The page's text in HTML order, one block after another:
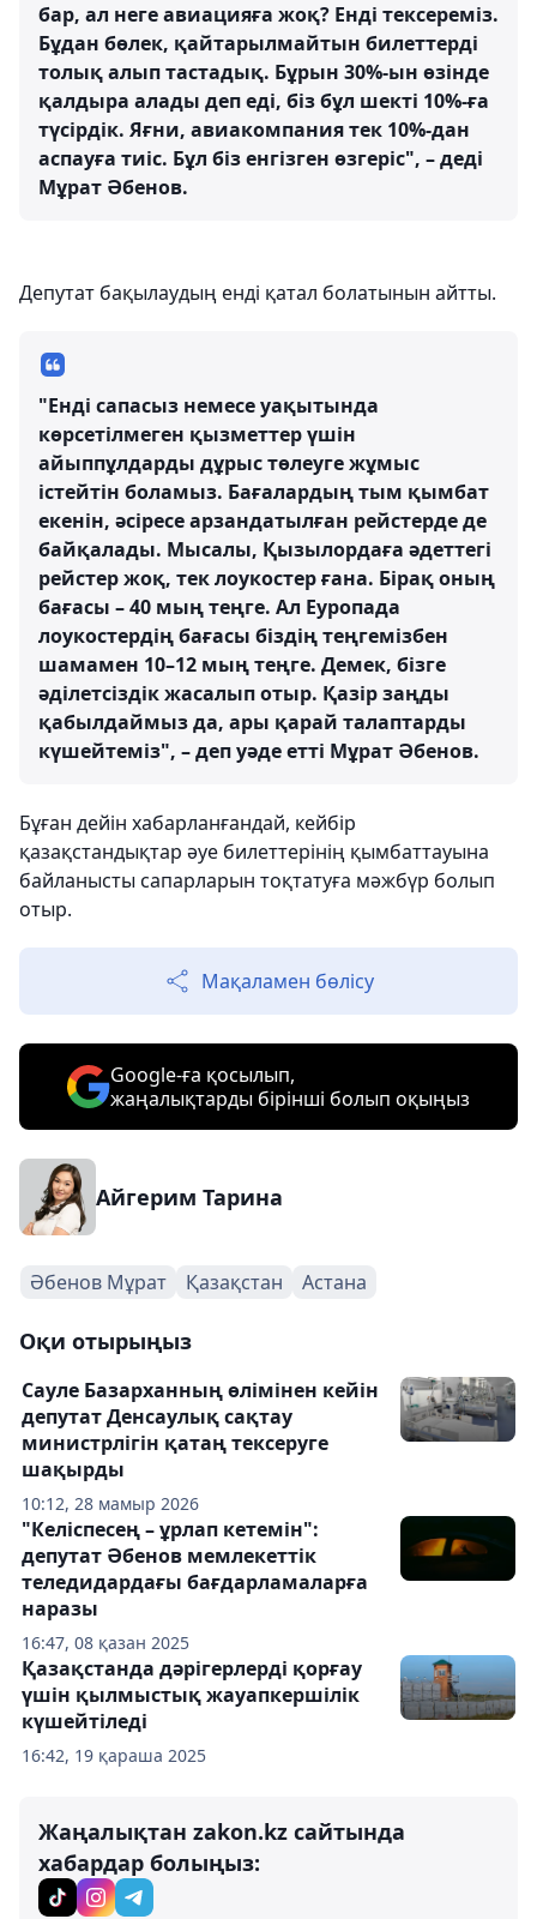
бар, ал неге авиацияға жоқ? Енді тексереміз.
Бұдан бөлек, қайтарылмайтын билеттерді
толық алып тастадық. Бұрын 30%-ын өзінде
қалдыра алады деп еді, біз бұл шекті 10%-ға
түсірдік. Яғни, авиакомпания тек 10%-дан
аспауға тиіс. Бұл біз енгізген өзгеріс", – деді
Мұрат Әбенов.
Депутат бақылаудың енді қатал болатынын айтты.
"Енді сапасыз немесе уақытында
көрсетілмеген қызметтер үшін
айыппұлдарды дұрыс төлеуге жұмыс
істейтін боламыз. Бағалардың тым қымбат
екенін, әсіресе арзандатылған рейстерде де
байқалады. Мысалы, Қызылордаға әдеттегі
рейстер жоқ, тек лоукостер ғана. Бірақ оның
бағасы – 40 мың теңге. Ал Еуропада
лоукостердің бағасы біздің теңгемізбен
шамамен 10–12 мың теңге. Демек, бізге
әділетсіздік жасалып отыр. Қазір заңды
қабылдаймыз да, ары қарай талаптарды
күшейтеміз", – деп уәде етті Мұрат Әбенов.
Бұған дейін хабарланғандай, кейбір
қазақстандықтар әуе билеттерінің қымбаттауына
байланысты сапарларын тоқтатуға мәжбүр болып
отыр.
Мақаламен бөлісу
Google-ға қосылып,
жаңалықтарды бірінші болып оқыңыз
Айгерим Тарина
Әбенов Мұрат Қазақстан Астана
Оқи отырыңыз
10:12, 28 мамыр 2026
Сауле Базарханның өлімінен кейін
депутат Денсаулық сақтау
министрлігін қатаң тексеруге
шақырды
16:47, 08 қазан 2025
"Келіспесең – ұрлап кетемін":
депутат Әбенов мемлекеттік
теледидардағы бағдарламаларға
наразы
16:42, 19 қараша 2025
Қазақстанда дәрігерлерді қорғау
үшін қылмыстық жауапкершілік
күшейтіледі
Жаңалықтан zakon.kz сайтында
хабардар болыңыз: